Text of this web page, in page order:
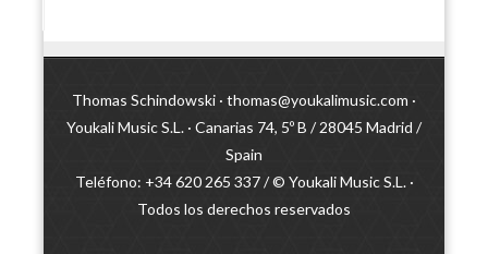
Thomas Schindowski · thomas@youkalimusic.com ·
Youkali Music S.L. · Canarias 74, 5º B / 28045 Madrid /
Spain
Teléfono: +34 620 265 337 / © Youkali Music S.L. ·
Todos los derechos reservados